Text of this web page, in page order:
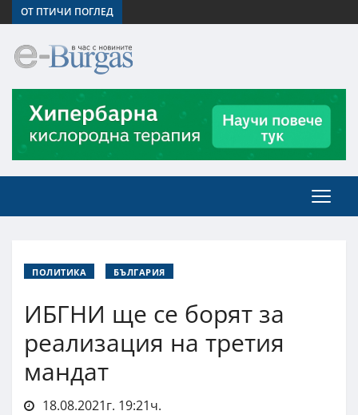
ОТ ПТИЧИ ПОГЛЕД
ПОЛИТИКА БЪЛГАРИЯ
ИБГНИ ще се борят за
реализация на третия
мандат
18.08.2021г. 19:21ч.